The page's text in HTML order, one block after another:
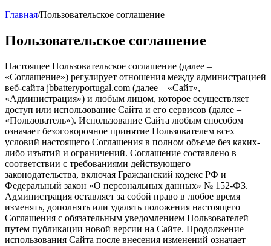
Главная/Пользовательское соглашение
Пользовательское соглашение
Настоящее Пользовательское соглашение (далее –
«Соглашение») регулирует отношения между администрацией
веб-сайта jbbatteryportugal.com (далее – «Сайт»,
«Администрация») и любым лицом, которое осуществляет
доступ или использование Сайта и его сервисов (далее –
«Пользователь»). Использование Сайта любым способом
означает безоговорочное принятие Пользователем всех
условий настоящего Соглашения в полном объеме без каких-
либо изъятий и ограничений. Соглашение составлено в
соответствии с требованиями действующего
законодательства, включая Гражданский кодекс РФ и
Федеральный закон «О персональных данных» № 152-ФЗ.
Администрация оставляет за собой право в любое время
изменять, дополнять или удалять положения настоящего
Соглашения с обязательным уведомлением Пользователей
путем публикации новой версии на Сайте. Продолжение
использования Сайта после внесения изменений означает